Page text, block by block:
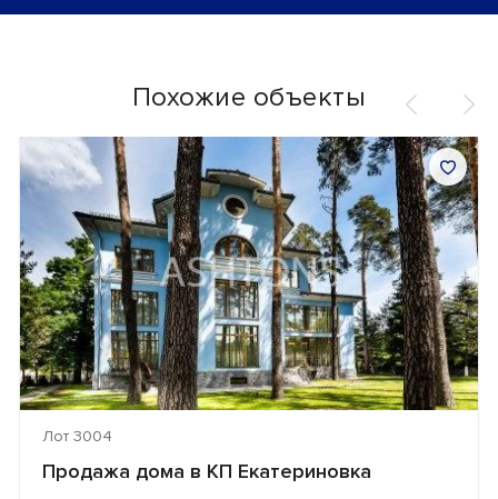
Похожие объекты
Лот 3004
Продажа дома в КП Екатериновка